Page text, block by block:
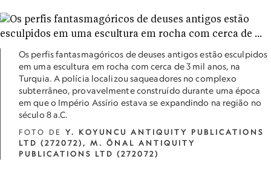
Os perfis fantasmagóricos de deuses antigos estão esculpidos
em uma escultura em rocha com cerca de 3 mil anos, na
Turquia. A polícia localizou saqueadores no complexo
subterrâneo, provavelmente construído durante uma época
em que o Império Assírio estava se expandindo na região no
século 8 a.C.
FOTO DE Y. KOYUNCU ANTIQUITY PUBLICATIONS
LTD (272072), M. ÖNAL ANTIQUITY
PUBLICATIONS LTD (272072)